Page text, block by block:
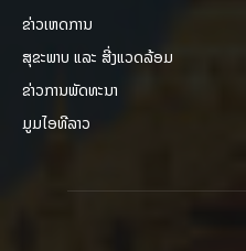
ຂ່າວເຫດການ
ສຸຂະພາບ ແລະ ສີ່ງແວດລ້ອມ
ຂ່າວການພັດທະນາ
ມູມໄອທີລາວ